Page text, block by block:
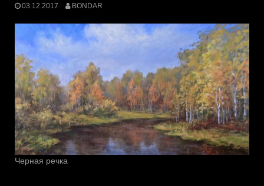
03.12.2017 BONDAR
Черная речка